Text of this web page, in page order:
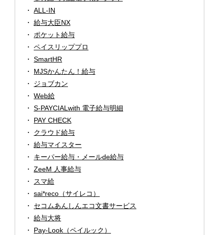
ALL-IN
給与大臣NX
ポケット給与
ペイスリッププロ
SmartHR
MJSかんたん！給与
ジョブカン
Web給
S-PAYCIALwith 電子給与明細
PAY CHECK
クラウド給与
給与マイスター
キーパー給与・メールde給与
ZeeM 人事給与
スマ給
sai*reco（サイレコ）
セコムあんしんエコ文書サービス
給与大将
Pay-Look（ペイルック）